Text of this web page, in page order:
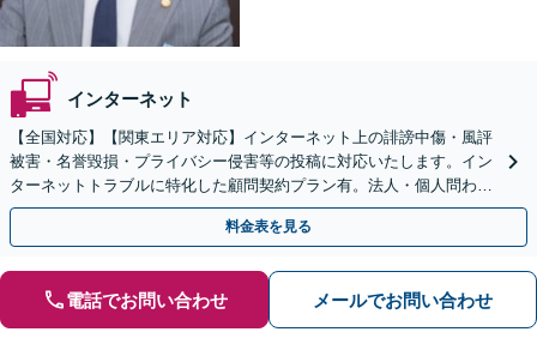
インターネット
【全国対応】【関東エリア対応】インターネット上の誹謗中傷・風評
被害・名誉毀損・プライバシー侵害等の投稿に対応いたします。イン
ターネットトラブルに特化した顧問契約プラン有。法人・個人問わず
お気軽にご相談下さい。【オンライン相談可】
料金表を見る
電話でお問い合わせ メールでお問い合わせ